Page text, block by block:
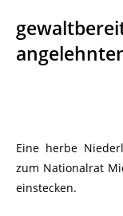
Eine herbe
zum Nationalrat
einstecken.